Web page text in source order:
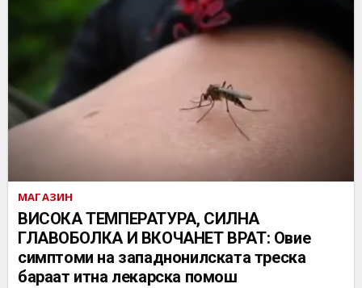
МАГАЗИН
ВИСОКА ТЕМПЕРАТУРА, СИЛНА
ГЛАВОБОЛКА И ВКОЧАНЕТ ВРАТ: Овие
симптоми на западнонилската треска
бараат итна лекарска помош